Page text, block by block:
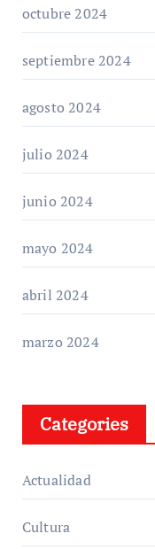
octubre 2024
septiembre 2024
agosto 2024
julio 2024
junio 2024
mayo 2024
abril 2024
marzo 2024
Categories
Actualidad
Cultura